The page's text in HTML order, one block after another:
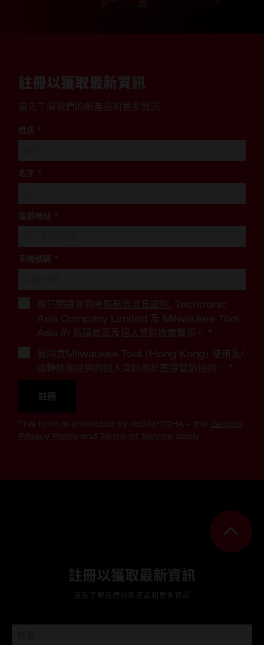
註冊以獲取最新資訊
搶先了解我們的新產品和更多資訊
姓氏 *
名字 *
電郵地址 *
手機號碼 *
我已閱讀並同意 服務條款及細則 , Techtronic
Asia Company Limited 及 Milwaukee Tool
Asia 的 私隱政策及個人資料收集聲明 。
*
我同意Milwaukee Tool (Hong Kong) 使用及/
或轉移我提供的個人資料用於直接營銷目的。
*
註冊
This form is protected by reCAPTCHA - the Google
Privacy Policyand Terms of Service apply.
註冊以獲取最新資訊
搶先了解我們的新產品和更多資訊